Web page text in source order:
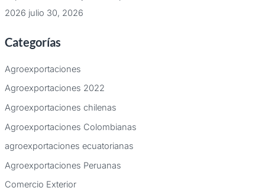
2026 julio 30, 2026
Categorías
Agroexportaciones
Agroexportaciones 2022
Agroexportaciones chilenas
Agroexportaciones Colombianas
agroexportaciones ecuatorianas
Agroexportaciones Peruanas
Comercio Exterior